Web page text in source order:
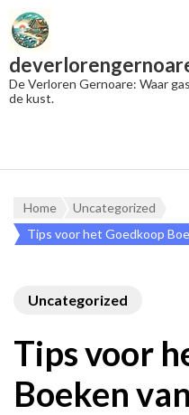
De Verloren Gernoare: Waar
de kust.
Home
Uncategorized
Tips voor het Goedkoop
Uncategorized
Tips voor
Boeken